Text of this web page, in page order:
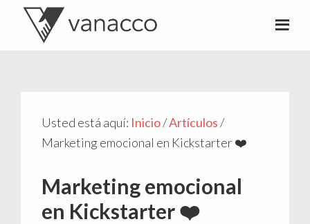
Usted está aquí: Inicio/Artículos/
Marketing emocional en Kickstarter ❤️
Marketing emocional
en Kickstarter ❤️